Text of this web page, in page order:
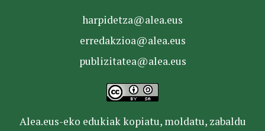
harpidetza@alea.eus
erredakzioa@alea.eus
publizitatea@alea.eus
Alea.eus-eko edukiak kopiatu, moldatu, zabaldu